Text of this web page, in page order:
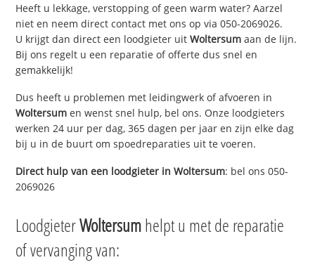
Heeft u lekkage, verstopping of geen warm water? Aarzel
niet en neem direct contact met ons op via 050-2069026.
U krijgt dan direct een loodgieter uitWoltersum aan de lijn.
Bij ons regelt u een reparatie of offerte dus snel en
gemakkelijk!
Dus heeft u problemen met leidingwerk of afvoeren in
Woltersum en wenst snel hulp, bel ons. Onze loodgieters
werken 24 uur per dag, 365 dagen per jaar en zijn elke dag
bij u in de buurt om spoedreparaties uit te voeren.
Direct hulp van een loodgieter inWoltersum: bel ons 050-
2069026
LoodgieterWoltersumhelpt u met de reparatie
of vervanging van: